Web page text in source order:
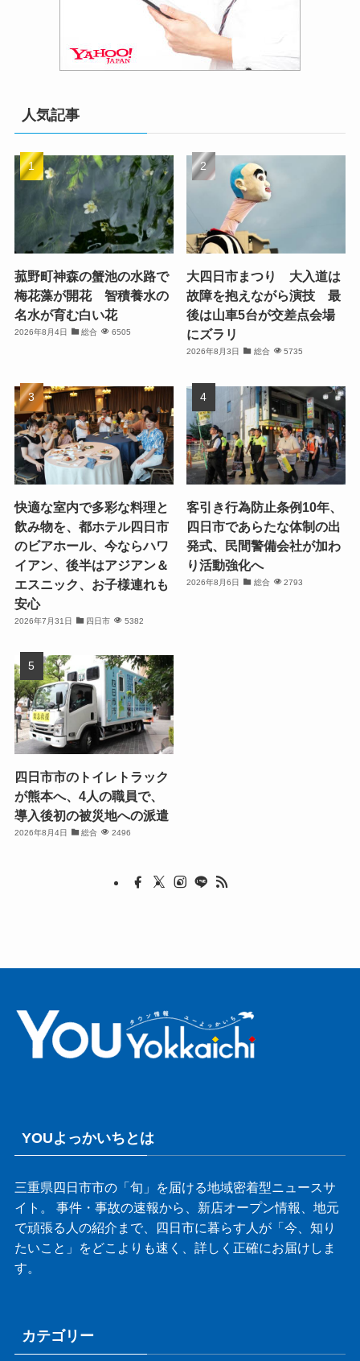
人気記事
菰野町神森の蟹池の水路で
梅花藻が開花 智積養水の
名水が育む白い花
2026年8月4日 総合 6505
大四日市まつり 大入道は
故障を抱えながら演技 最
後は山車5台が交差点会場
にズラリ
2026年8月3日 総合 5735
快適な室内で多彩な料理と
飲み物を、都ホテル四日市
のビアホール、今ならハワ
イアン、後半はアジアン＆
エスニック、お子様連れも
安心
2026年7月31日 四日市 5382
客引き行為防止条例10年、
四日市であらたな体制の出
発式、民間警備会社が加わ
り活動強化へ
2026年8月6日 総合 2793
四日市市のトイレトラック
が熊本へ、4人の職員で、
導入後初の被災地への派遣
2026年8月4日 総合 2496
YOUよっかいちとは
三重県四日市市の「旬」を届ける地域密着型ニュースサ
イト。 事件・事故の速報から、新店オープン情報、地元
で頑張る人の紹介まで、四日市に暮らす人が「今、知り
たいこと」をどこよりも速く、詳しく正確にお届けしま
す。
カテゴリー